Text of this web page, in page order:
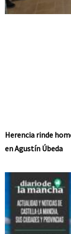
Herencia rinde
en Agustín Úbeda